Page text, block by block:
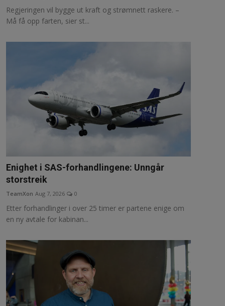
Regjeringen vil bygge ut kraft og strømnett raskere. –
Må få opp farten, sier st...
Enighet i SAS-forhandlingene: Unngår
storstreik
TeamXon Aug 7, 2026 0
Etter forhandlinger i over 25 timer er partene enige om
en ny avtale for kabinan...